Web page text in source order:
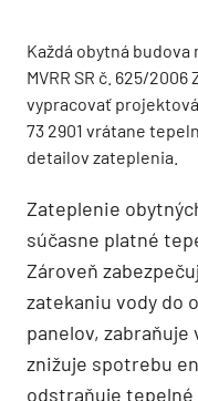
Každá obytná budova
MVRR SR č. 625/
vypracovať
73 2901 vrátane
detailov zateplenia.
Zateplenie
súčasne platné
Zároveň
zatekaniu vody do
panelov, zabraňuje
znižuje spotrebu
odstraňuje tepelné